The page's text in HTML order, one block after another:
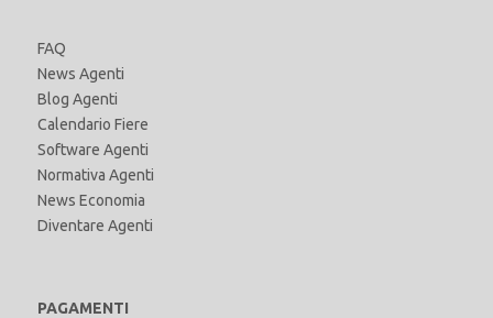
FAQ
News Agenti
Blog Agenti
Calendario Fiere
Software Agenti
Normativa Agenti
News Economia
Diventare Agenti
PAGAMENTI